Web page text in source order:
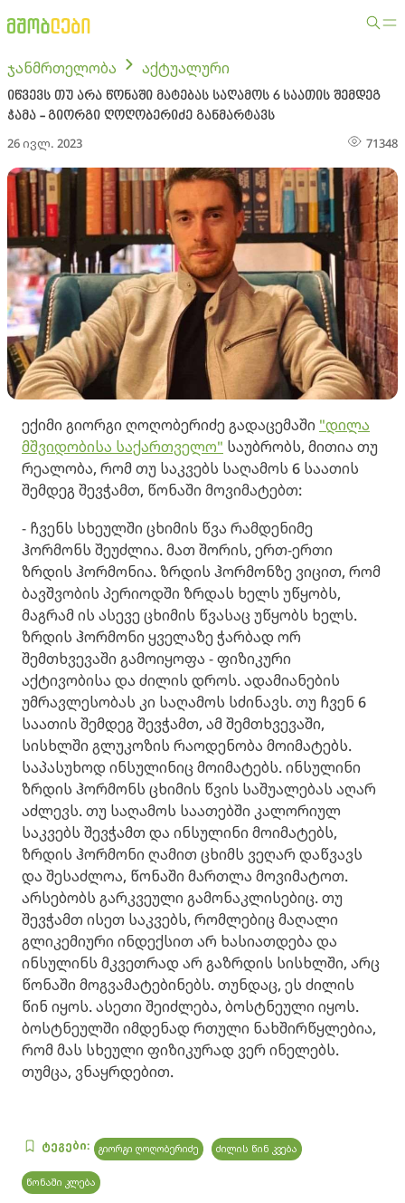
ჯანმრთელობა აქტუალური
იწვევს თუ არა წონაში მატებას საღამოს 6 საათის შემდეგ
ჭამა - გიორგი ღოღობერიძე განმარტავს
26 ივლ. 2023 71348
ექიმი გიორგი ღოღობერიძე გადაცემაში "დილა
მშვიდობისა საქართველო" საუბრობს, მითია თუ
რეალობა, რომ თუ საკვებს საღამოს 6 საათის
შემდეგ შევჭამთ, წონაში მოვიმატებთ:
- ჩვენს სხეულში ცხიმის წვა რამდენიმე
ჰორმონს შეუძლია. მათ შორის, ერთ-ერთი
ზრდის ჰორმონია. ზრდის ჰორმონზე ვიცით, რომ
ბავშვობის პერიოდში ზრდას ხელს უწყობს,
მაგრამ ის ასევე ცხიმის წვასაც უწყობს ხელს.
ზრდის ჰორმონი ყველაზე ჭარბად ორ
შემთხვევაში გამოიყოფა - ფიზიკური
აქტივობისა და ძილის დროს. ადამიანების
უმრავლესობას კი საღამოს სძინავს. თუ ჩვენ 6
საათის შემდეგ შევჭამთ, ამ შემთხვევაში,
სისხლში გლუკოზის რაოდენობა მოიმატებს.
საპასუხოდ ინსულინიც მოიმატებს. ინსულინი
ზრდის ჰორმონს ცხიმის წვის საშუალებას აღარ
აძლევს. თუ საღამოს საათებში კალორიულ
საკვებს შევჭამთ და ინსულინი მოიმატებს,
ზრდის ჰორმონი ღამით ცხიმს ვეღარ დაწვავს
და შესაძლოა, წონაში მართლა მოვიმატოთ.
არსებობს გარკვეული გამონაკლისებიც. თუ
შევჭამთ ისეთ საკვებს, რომლებიც მაღალი
გლიკემიური ინდექსით არ ხასიათდება და
ინსულინს მკვეთრად არ გაზრდის სისხლში, არც
წონაში მოგვამატებინებს. თუნდაც, ეს ძილის
წინ იყოს. ასეთი შეიძლება, ბოსტნეული იყოს.
ბოსტნეულში იმდენად რთული ნახშირწყლებია,
რომ მას სხეული ფიზიკურად ვერ ინელებს.
თუმცა, ვნაყრდებით.
ტეგები: გიორგი ღოღობერიძე ძილის წინ კვება
წონაში კლება